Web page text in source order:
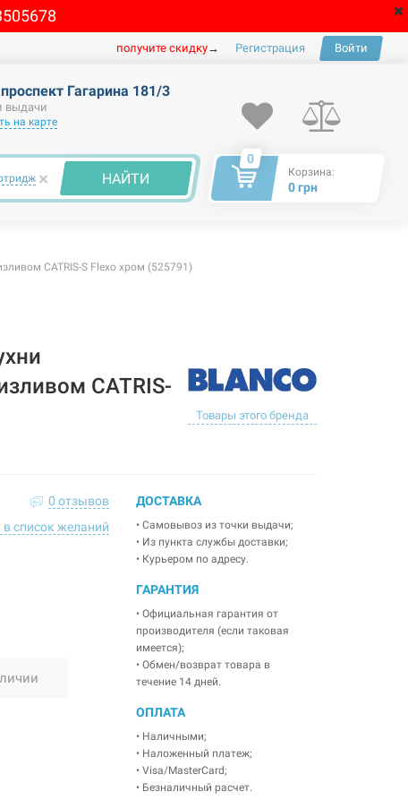
получите скидку→ Регистрация Войти
Гагарина 181/3
выдачи
на карте
× НАЙТИ
0
Корзина:
0 грн
CATRIS-S Flexo хром (525791)
CATRIS-
Товары этого бренда
0 отзывов
список желаний
ДОСТАВКА
• Самовывоз из точки выдачи;
• Из пункта службы доставки;
• Курьером по адресу.
ГАРАНТИЯ
• Официальная гарантия от
производителя (если таковая
имеется);
• Обмен/возврат товара в
течение 14 дней.
ОПЛАТА
• Наличными;
• Наложенный платеж;
• Visa/MasterCard;
• Безналичный расчет.